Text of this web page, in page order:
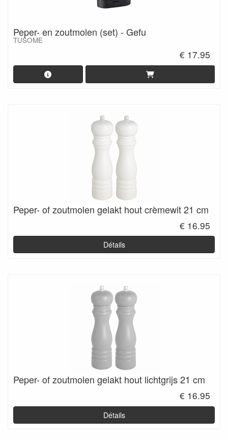
Peper- en zoutmolen (set) - Gefu
TUSOME
€ 17.95
Peper- of zoutmolen gelakt hout crèmewit 21 cm
€ 16.95
Détails
Peper- of zoutmolen gelakt hout lichtgrijs 21 cm
€ 16.95
Détails